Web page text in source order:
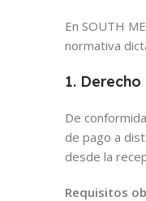
En SOUTH
normativa
1.
De
de pago a
desde la
Requisitos